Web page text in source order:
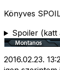
Könyves
Spoiler (katt
2016.02.23.